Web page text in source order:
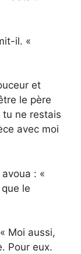
il. «
et
le père
tu ne restais
avec moi
: «
le
Moi aussi,
Pour eux.